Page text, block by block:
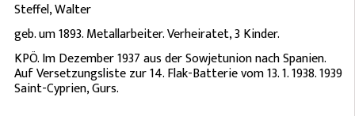
Steffel, Walter
geb. um 1893. Metallarbeiter. Verheiratet, 3 Kinder.
KPÖ. Im Dezember 1937 aus der Sowjetunion nach Spanien.
Auf Versetzungsliste zur 14. Flak-Batterie vom 13. 1. 1938. 1939
Saint-Cyprien, Gurs.